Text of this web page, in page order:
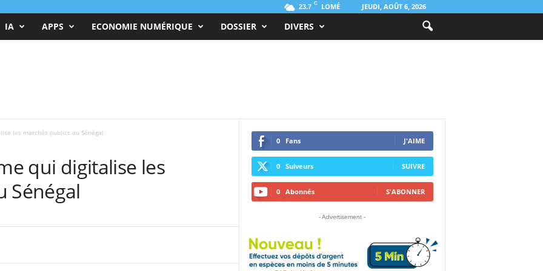
23.7 C LOMÉ JEUDI, AOÛT 6, 2026
IA APPS ECONOMIE NUMÉRIQUE DOSSIER DIVERS
les marchés publics au Sénégal
qui digitalise les
Sénégal
0 Fans J'AIME
0 Suiveurs SUIVRE
0 Abonnés S'ABONNER
- Advertisement -